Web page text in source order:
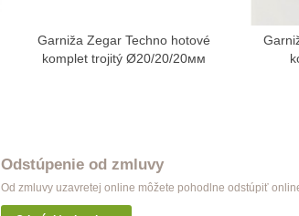
Zobraziť viac
Garniža Zegar Techno hotové
komplet trojitý Ø20/20/20мм
Odstúpenie od zmluvy
Od zmluvy uzavretej online môžete pohodlne odstúpiť